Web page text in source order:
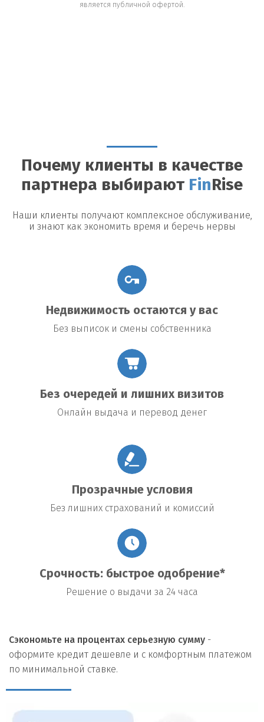
является публичной офертой.
Почему клиенты в качестве
партнера выбирают Fin Rise
Наши клиенты получают комплексное обслуживание,
и знают как экономить время и беречь нервы
Недвижимость остаются у вас
Без выписок и смены собственника
Без очередей и лишних визитов
Онлайн выдача и перевод денег
Прозрачные условия
Без лишних страхований и комиссий
Срочность: быстрое одобрение*
Решение о выдачи за 24 часа
Сэкономьте на процентах серьезную сумму -
оформите кредит дешевле и с комфортным платежом
по минимальной ставке.